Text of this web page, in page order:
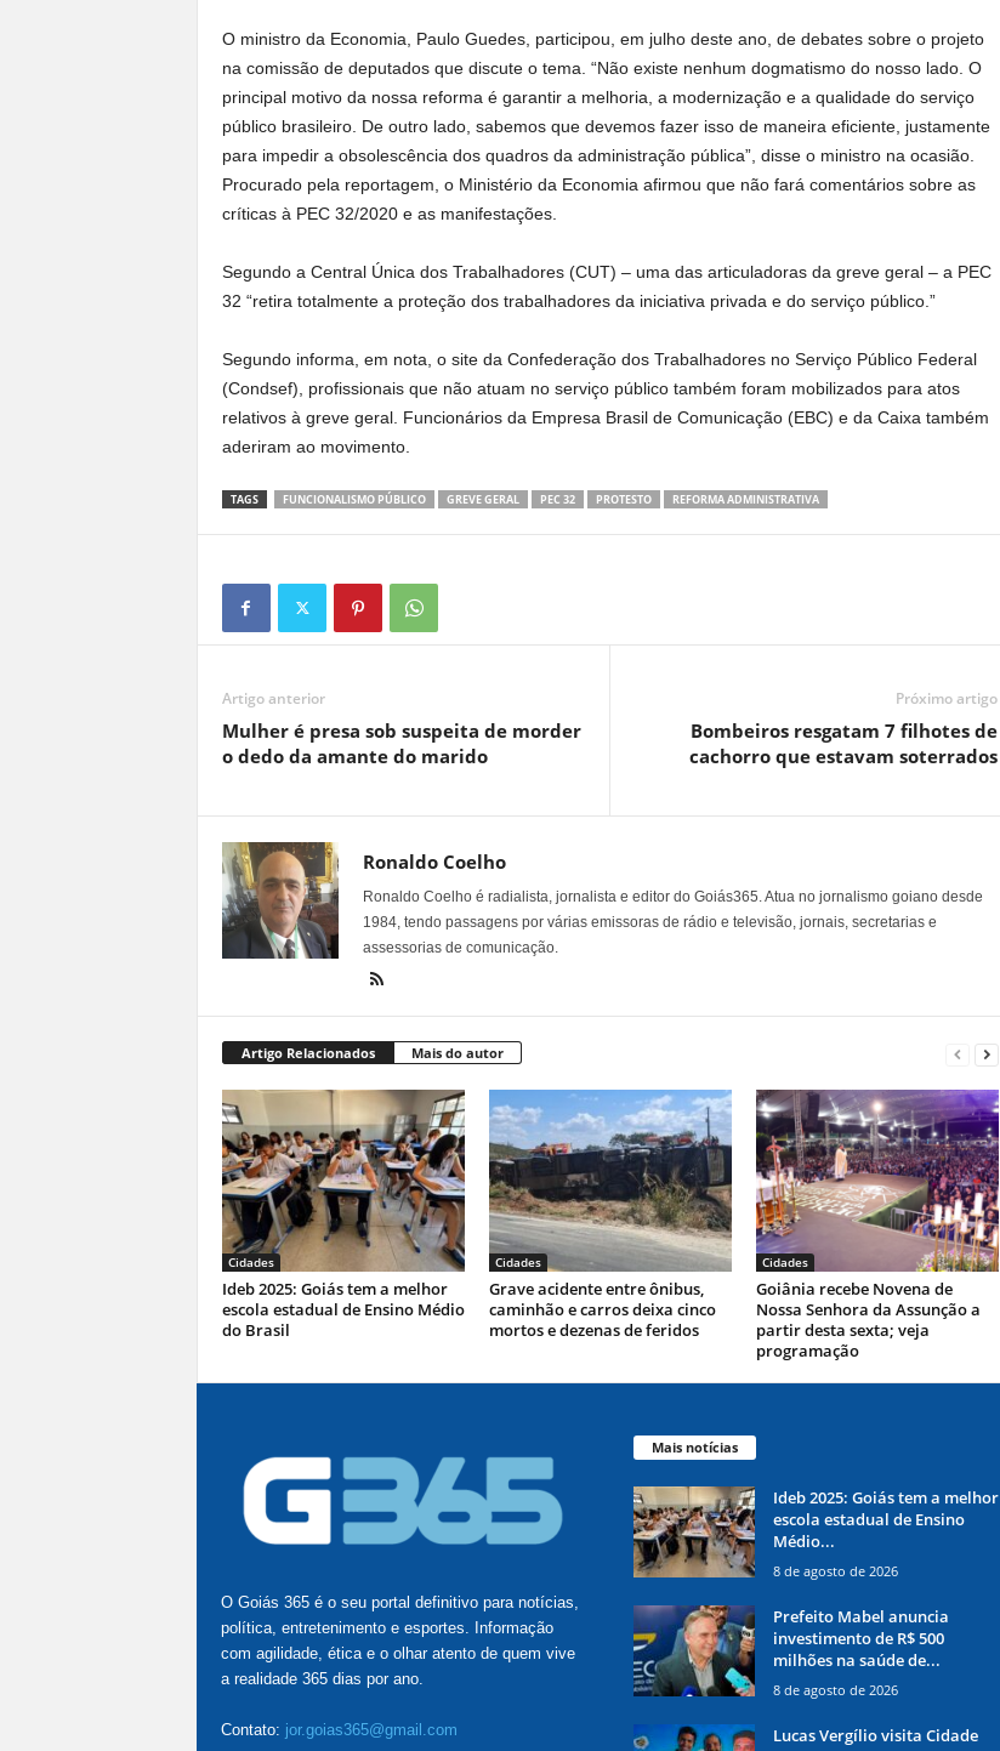
O ministro da Economia, Paulo Guedes, participou, em julho deste ano, de debates sobre o projeto
na comissão de deputados que discute o tema. “Não existe nenhum dogmatismo do nosso lado. O
principal motivo da nossa reforma é garantir a melhoria, a modernização e a qualidade do serviço
público brasileiro. De outro lado, sabemos que devemos fazer isso de maneira eficiente, justamente
para impedir a obsolescência dos quadros da administração pública”, disse o ministro na ocasião.
Procurado pela reportagem, o Ministério da Economia afirmou que não fará comentários sobre as
críticas à PEC 32/2020 e as manifestações.
Segundo a Central Única dos Trabalhadores (CUT) – uma das articuladoras da greve geral – a PEC
32 “retira totalmente a proteção dos trabalhadores da iniciativa privada e do serviço público.”
Segundo informa, em nota, o site da Confederação dos Trabalhadores no Serviço Público Federal
(Condsef), profissionais que não atuam no serviço público também foram mobilizados para atos
relativos à greve geral. Funcionários da Empresa Brasil de Comunicação (EBC) e da Caixa também
aderiram ao movimento.
TAGS FUNCIONALISMO PÚBLICO GREVE GERAL PEC 32 PROTESTO REFORMA ADMINISTRATIVA
Artigo anterior
Mulher é presa sob suspeita de morder
o dedo da amante do marido
Próximo artigo
Bombeiros resgatam 7 filhotes de
cachorro que estavam soterrados
Ronaldo Coelho
Ronaldo Coelho é radialista, jornalista e editor do Goiás365. Atua no jornalismo goiano desde
1984, tendo passagens por várias emissoras de rádio e televisão, jornais, secretarias e
assessorias de comunicação.
Artigo Relacionados Mais do autor
Cidades
Ideb 2025: Goiás tem a melhor
escola estadual de Ensino Médio
do Brasil
Cidades
Grave acidente entre ônibus,
caminhão e carros deixa cinco
mortos e dezenas de feridos
Cidades
Goiânia recebe Novena de
Nossa Senhora da Assunção a
partir desta sexta; veja
programação
O Goiás 365 é o seu portal definitivo para notícias,
política, entretenimento e esportes. Informação
com agilidade, ética e o olhar atento de quem vive
a realidade 365 dias por ano.
Contato: jor.goias365@gmail.com
Mais notícias
Ideb 2025: Goiás tem a melhor
escola estadual de Ensino
Médio...
8 de agosto de 2026
Prefeito Mabel anuncia
investimento de R$ 500
milhões na saúde de...
8 de agosto de 2026
Lucas Vergílio visita Cidade